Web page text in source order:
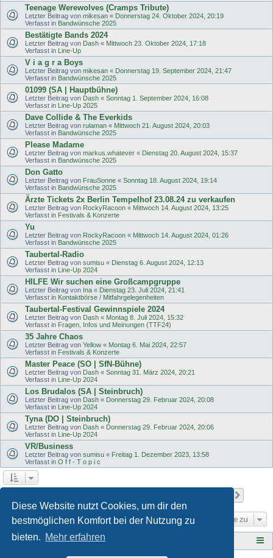
Diese Website nutzt Cookies, um dir den
bestmöglichen Komfort bei der Nutzung zu
bieten. Mehr erfahren
Teenage Werewolves (Cramps Tribute)
Letzter Beitrag von mikesan « Donnerstag 24. Oktober 2024, 20:19
Verfasst in Bandwünsche 2025
Bestätigte Bands 2024
Letzter Beitrag von Dash « Mittwoch 23. Oktober 2024, 17:18
Verfasst in Line-Up
V i a g r a Boys
Letzter Beitrag von mikesan « Donnerstag 19. September 2024, 21:47
Verfasst in Bandwünsche 2025
01099 (SA | Hauptbühne)
Letzter Beitrag von Dash « Sonntag 1. September 2024, 16:08
Verfasst in Line-Up 2025
Dave Collide & The Everkids
Letzter Beitrag von rulaman « Mittwoch 21. August 2024, 20:03
Verfasst in Bandwünsche 2025
Please Madame
Letzter Beitrag von markus.whatever « Dienstag 20. August 2024, 15:37
Verfasst in Bandwünsche 2025
Don Gatto
Letzter Beitrag von FrauSonne « Sonntag 18. August 2024, 19:14
Verfasst in Bandwünsche 2025
Ärzte Tickets 2x Berlin Tempelhof 23.08.24 zu verkaufen
Letzter Beitrag von RockyRacoon « Mittwoch 14. August 2024, 13:25
Verfasst in Festivals & Konzerte
Yu
Letzter Beitrag von RockyRacoon « Mittwoch 14. August 2024, 01:26
Verfasst in Bandwünsche 2025
Taubertal-Radio
Letzter Beitrag von sumisu « Dienstag 6. August 2024, 12:13
Verfasst in Line-Up 2024
HILFE Wir suchen eine Großcampgruppe
Letzter Beitrag von Ina « Dienstag 23. Juli 2024, 21:41
Verfasst in Kontaktbörse / Mitfahrgelegenheiten
Taubertal-Festival Gewinnspiele 2024
Letzter Beitrag von Dash « Montag 8. Juli 2024, 15:32
Verfasst in Fragen, Infos und Meinungen (TTF24)
35 Jahre Chaos
Letzter Beitrag von Yellow « Montag 6. Mai 2024, 22:57
Verfasst in Festivals & Konzerte
Master Peace (SO | SfN-Bühne)
Letzter Beitrag von Dash « Sonntag 31. März 2024, 20:21
Verfasst in Line-Up 2024
Los Brudalos (SA | Steinbruch)
Letzter Beitrag von Dash « Donnerstag 29. Februar 2024, 20:08
Verfasst in Line-Up 2024
Tyna (DO | Steinbruch)
Letzter Beitrag von Dash « Donnerstag 29. Februar 2024, 20:06
Verfasst in Line-Up 2024
VR/Business
Letzter Beitrag von sumisu « Freitag 1. Dezember 2023, 13:58
Verfasst in O f f - T o p i c
Gehe zu
Tauberplanscher-Forum.de